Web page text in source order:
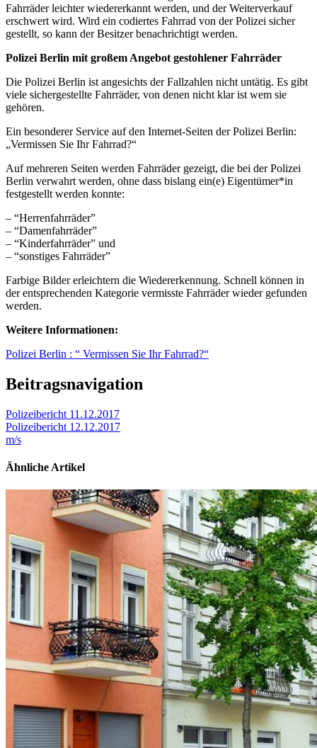
Fahrräder leichter wiedererkannt werden, und der Weiterverkauf
erschwert wird. Wird ein codiertes Fahrrad von der Polizei sicher
gestellt, so kann der Besitzer benachrichtigt werden.
Polizei Berlin mit großem Angebot gestohlener Fahrräder
Die Polizei Berlin ist angesichts der Fallzahlen nicht untätig. Es gibt
viele sichergestellte Fahrräder, von denen nicht klar ist wem sie
gehören.
Ein besonderer Service auf den Internet-Seiten der Polizei Berlin:
„Vermissen Sie Ihr Fahrrad?“
Auf mehreren Seiten werden Fahrräder gezeigt, die bei der Polizei
Berlin verwahrt werden, ohne dass bislang ein(e) Eigentümer*in
festgestellt werden konnte:
– “Herrenfahrräder”
– “Damenfahrräder”
– “Kinderfahrräder” und
– “sonstiges Fahrräder”
Farbige Bilder erleichtern die Wiedererkennung. Schnell können in
der entsprechenden Kategorie vermisste Fahrräder wieder gefunden
werden.
Weitere Informationen:
Polizei Berlin : “ Vermissen Sie Ihr Fahrrad?“
Beitragsnavigation
Polizeibericht 11.12.2017
Polizeibericht 12.12.2017
m/s
Ähnliche Artikel